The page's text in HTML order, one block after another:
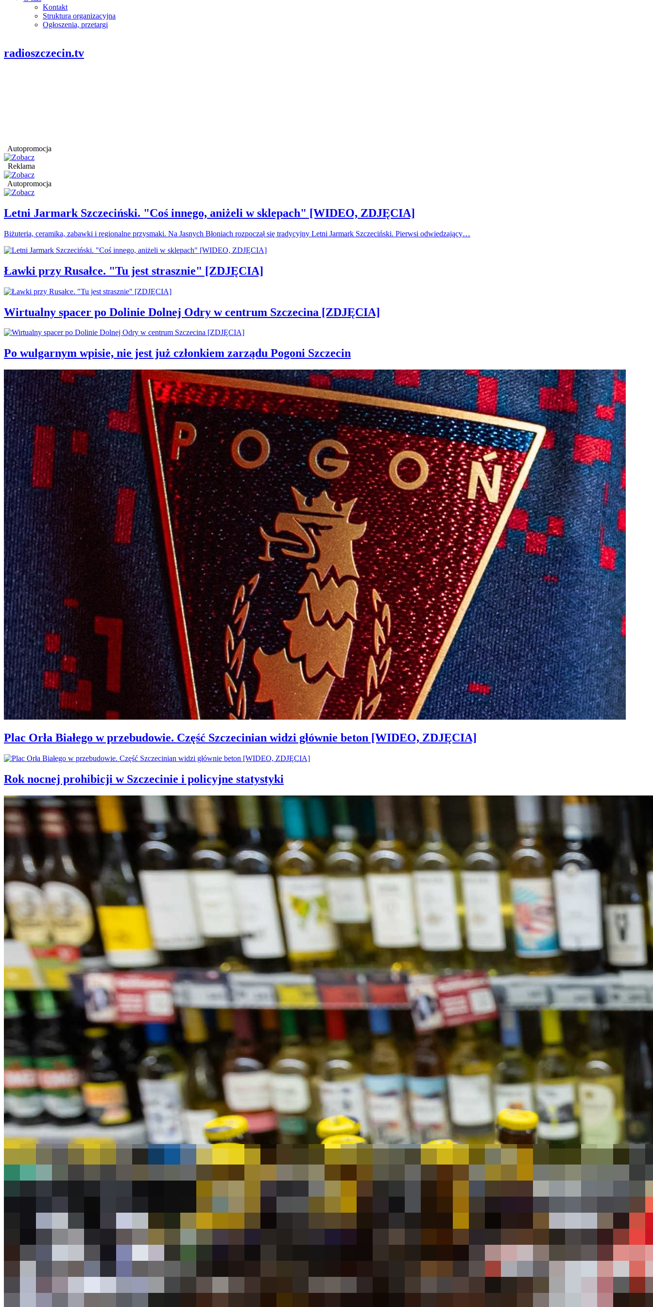
Kontakt
Struktura organizacyjna
Ogłoszenia, przetargi
radioszczecin.tv
Autopromocja
Reklama
Autopromocja
Letni Jarmark Szczeciński. "Coś innego, aniżeli w sklepach" [WIDEO, ZDJĘCIA]
Biżuteria, ceramika, zabawki i regionalne przysmaki. Na Jasnych Błoniach rozpoczął się tradycyjny Letni Jarmark Szczeciński. Pierwsi odwiedzający…
Ławki przy Rusałce. "Tu jest strasznie" [ZDJĘCIA]
Wirtualny spacer po Dolinie Dolnej Odry w centrum Szczecina [ZDJĘCIA]
Po wulgarnym wpisie, nie jest już członkiem zarządu Pogoni Szczecin
Plac Orła Białego w przebudowie. Część Szczecinian widzi głównie beton [WIDEO, ZDJĘCIA]
Rok nocnej prohibicji w Szczecinie i policyjne statystyki